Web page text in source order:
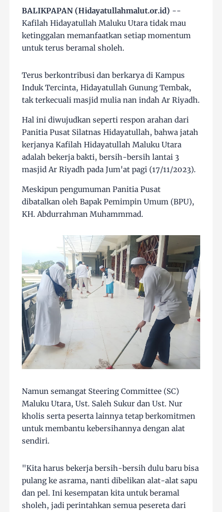
BALIKPAPAN (Hidayatullahmalut.or.id) --
Kafilah Hidayatullah Maluku Utara tidak mau
ketinggalan memanfaatkan setiap momentum
untuk terus beramal sholeh.
Terus berkontribusi dan berkarya di Kampus
Induk Tercinta, Hidayatullah Gunung Tembak,
tak terkecuali masjid mulia nan indah Ar Riyadh.
Hal ini diwujudkan seperti respon arahan dari
Panitia Pusat Silatnas Hidayatullah, bahwa jatah
kerjanya Kafilah Hidayatullah Maluku Utara
adalah bekerja bakti, bersih-bersih lantai 3
masjid Ar Riyadh pada Jum'at pagi (17/11/2023).
Meskipun pengumuman Panitia Pusat
dibatalkan oleh Bapak Pemimpin Umum (BPU),
KH. Abdurrahman Muhammmad.
Namun semangat Steering Committee (SC)
Maluku Utara, Ust. Saleh Sukur dan Ust. Nur
kholis serta peserta lainnya tetap berkomitmen
untuk membantu kebersihannya dengan alat
sendiri.
"Kita harus bekerja bersih-bersih dulu baru bisa
pulang ke asrama, nanti dibelikan alat-alat sapu
dan pel. Ini kesempatan kita untuk beramal
sholeh, jadi perintahkan semua pesereta dari